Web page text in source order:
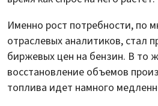
Именно рост потребности, по
отраслевых аналитиков, стал
биржевых цен на бензин. В то
восстановление объемов
топлива идет намного